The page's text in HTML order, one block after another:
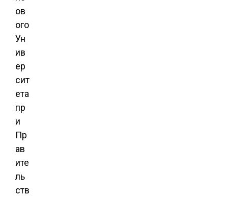
ов
ого
Ун
ив
ер
сит
ета
пр
и
Пр
ав
ите
ль
ств